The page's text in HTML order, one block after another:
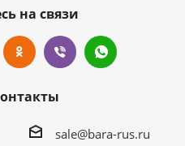
на связи
sale@bara-rus.ru